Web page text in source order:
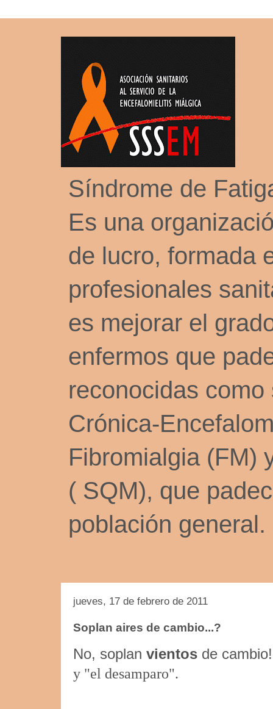
Síndrome de
Es una
de lucro, formada
profesionales
es mejorar el
enfermos que
reconocidas
Crónica-
Fibromialgia (FM)
( SQM), que
población general.
jueves, 17 de febrero de 2011
Soplan aires de cambio...?
No, soplan vientos de cambio!
y "el desamparo".